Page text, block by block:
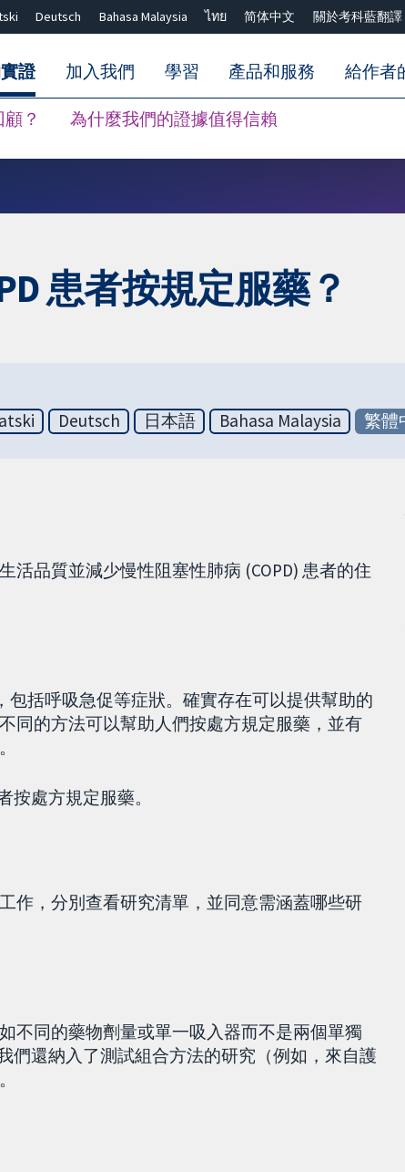
Deutsch Bahasa Malaysia ไทย 简体中文 關於考科藍翻譯
證
？ 為什麼我們的證據值得信賴
加入我們 學習 產品和服務 給作者
患者按規定服藥？
Deutsch 日本語 Bahasa Malaysia 繁體
品質並減少慢性阻塞性肺病 (COPD) 患者的住
包括呼吸急促等症狀。確實存在可以提供幫助的
同的方法可以幫助人們按處方規定服藥，並有
按處方規定服藥。
作，分別查看研究清單，並同意需涵蓋哪些研
不同的藥物劑量或單一吸入器而不是兩個單獨
們還納入了測試組合方法的研究（例如，來自護